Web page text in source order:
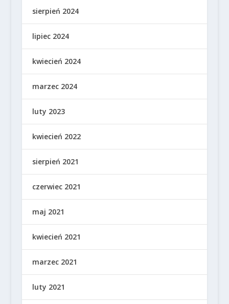
sierpień 2024
lipiec 2024
kwiecień 2024
marzec 2024
luty 2023
kwiecień 2022
sierpień 2021
czerwiec 2021
maj 2021
kwiecień 2021
marzec 2021
luty 2021